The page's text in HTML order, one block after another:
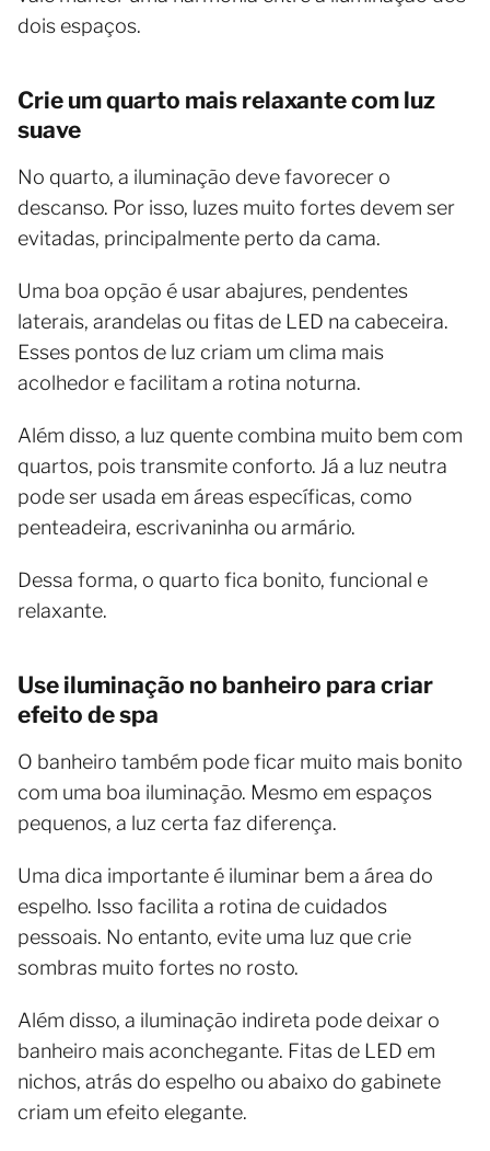
dois espaços.
Crie um quarto mais relaxante com luz
suave
No quarto, a iluminação deve favorecer o
descanso. Por isso, luzes muito fortes devem ser
evitadas, principalmente perto da cama.
Uma boa opção é usar abajures, pendentes
laterais, arandelas ou fitas de LED na cabeceira.
Esses pontos de luz criam um clima mais
acolhedor e facilitam a rotina noturna.
Além disso, a luz quente combina muito bem com
quartos, pois transmite conforto. Já a luz neutra
pode ser usada em áreas específicas, como
penteadeira, escrivaninha ou armário.
Dessa forma, o quarto fica bonito, funcional e
relaxante.
Use iluminação no banheiro para criar
efeito de spa
O banheiro também pode ficar muito mais bonito
com uma boa iluminação. Mesmo em espaços
pequenos, a luz certa faz diferença.
Uma dica importante é iluminar bem a área do
espelho. Isso facilita a rotina de cuidados
pessoais. No entanto, evite uma luz que crie
sombras muito fortes no rosto.
Além disso, a iluminação indireta pode deixar o
banheiro mais aconchegante. Fitas de LED em
nichos, atrás do espelho ou abaixo do gabinete
criam um efeito elegante.